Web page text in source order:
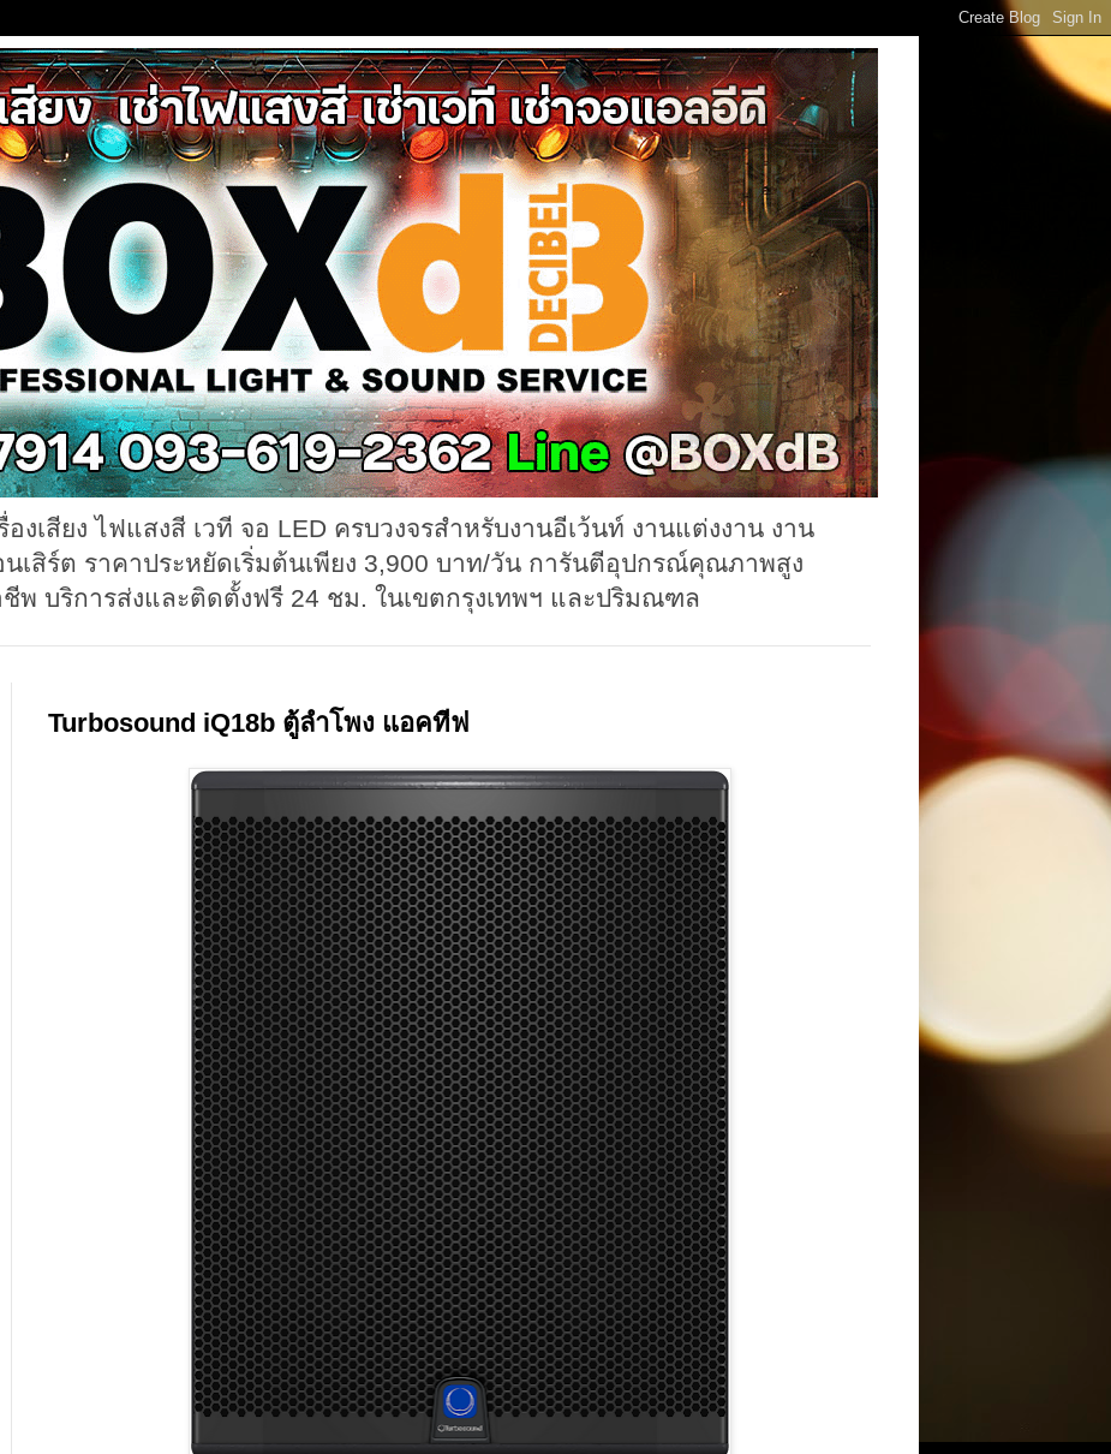
องเสียง ไฟแสงสี เวที จอ LED ครบวงจรสำหรับงานอีเว้นท์ งานแต่งงาน งาน
เสิร์ต ราคาประหยัดเริ่มต้นเพียง 3,900 บาท/วัน การันตีอุปกรณ์คุณภาพสูง
พ บริการส่งและติดตั้งฟรี 24 ชม. ในเขตกรุงเทพฯ และปริมณฑล
Turbosound iQ18b ตู้ลำโพง แอคทีฟ